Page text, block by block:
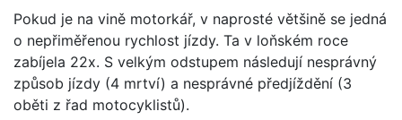
Pokud je na vině motorkář, v naprosté většině se jedná
o nepřiměřenou rychlost jízdy. Ta v loňském roce
zabíjela 22x. S velkým odstupem následují nesprávný
způsob jízdy (4 mrtví) a nesprávné předjíždění (3
oběti z řad motocyklistů).